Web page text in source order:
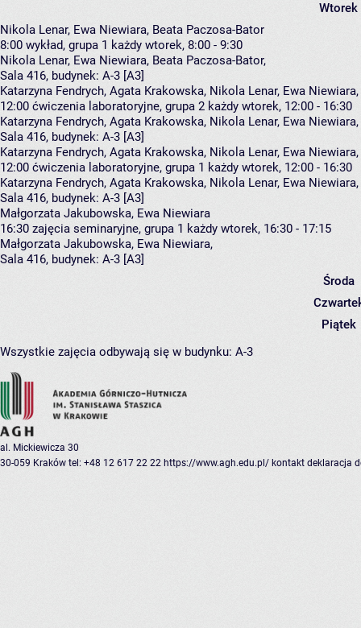
Wtorek
Nikola Lenar, Ewa Niewiara, Beata Paczosa-Bator
8:00 wykład, grupa 1 każdy wtorek, 8:00 - 9:30
Nikola Lenar, Ewa Niewiara, Beata Paczosa-Bator,
Sala 416, budynek: A-3 [A3]
Katarzyna Fendrych, Agata Krakowska, Nikola Lenar, Ewa
12:00 ćwiczenia laboratoryjne, grupa 2 każdy wtorek, 12:00 - 16:30
Katarzyna Fendrych, Agata Krakowska, Nikola Lenar, Ewa Niewiara,
Sala 416, budynek: A-3 [A3]
Katarzyna Fendrych, Agata Krakowska, Nikola Lenar, Ewa
12:00 ćwiczenia laboratoryjne, grupa 1 każdy wtorek, 12:00 - 16:30
Katarzyna Fendrych, Agata Krakowska, Nikola Lenar, Ewa Niewiara,
Sala 416, budynek: A-3 [A3]
Małgorzata Jakubowska, Ewa Niewiara
16:30 zajęcia seminaryjne, grupa 1 każdy wtorek, 16:30 - 17:15
Małgorzata Jakubowska, Ewa Niewiara,
Sala 416, budynek: A-3 [A3]
Środa
Piątek
Wszystkie zajęcia odbywają się w budynku: A-3
al. Mickiewicza 30
30-059 Kraków tel: +48 12 617 22 22 https://www.agh.edu.pl/ kontakt deklaracja